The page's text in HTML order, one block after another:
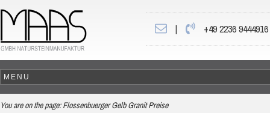
| +49 2236 9444916
You are on the page: Flossenbuerger Gelb Granit Preise